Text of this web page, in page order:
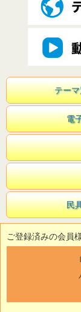
テー
電
民
ご登録済みの会員